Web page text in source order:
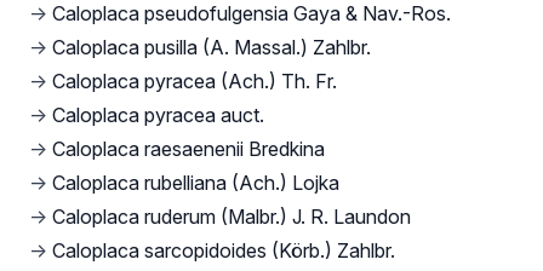
→ Caloplaca pseudofulgensia Gaya & Nav.-Ros.
→ Caloplaca pusilla (A. Massal.) Zahlbr.
→ Caloplaca pyracea (Ach.) Th. Fr.
→ Caloplaca pyracea auct.
→ Caloplaca raesaenenii Bredkina
→ Caloplaca rubelliana (Ach.) Lojka
→ Caloplaca ruderum (Malbr.) J. R. Laundon
→ Caloplaca sarcopidoides (Körb.) Zahlbr.